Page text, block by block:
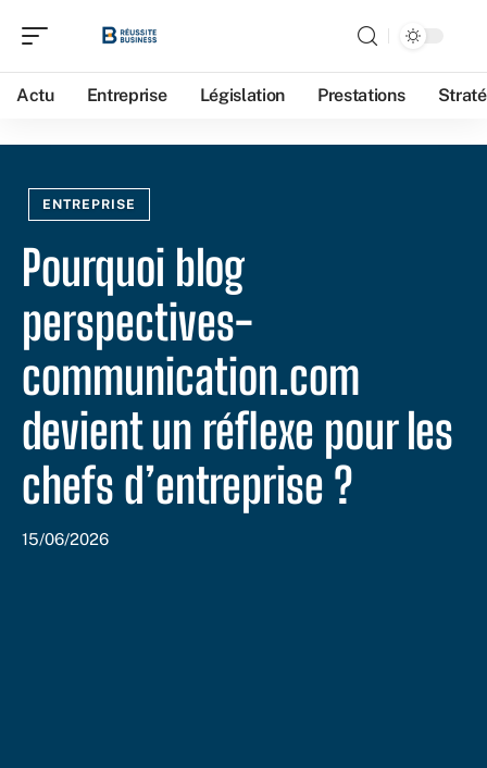
Actu Entreprise Législation Prestations
ENTREPRISE
Pourquoi blog
perspectives-
communication.com
devient un réflexe pour les
chefs d’entreprise ?
15/06/2026